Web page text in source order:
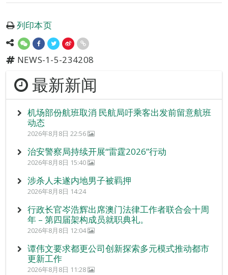
列印本页
NEWS-1-5-234208
最新新闻
机场部份航班取消 民航局吁乘客出发前留意航班
动态
2026年8月8日 22:56
治安警察局持续开展“雷霆2026”行动
2026年8月8日 15:40
涉杀人未遂内地男子被羁押
2026年8月8日 14:24
行政长官岑浩辉出席澳门法律工作者联合会十周
年 – 第四届架构成员就职典礼。
2026年8月8日 12:04
谭伟文要求都更公司创新探索多元模式推动都市
更新工作
2026年8月8日 11:28